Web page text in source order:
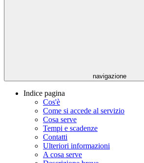
navigazione
Indice pagina
Cos'è
Come si accede al servizio
Cosa serve
Tempi e scadenze
Contatti
Ulteriori informazioni
A cosa serve